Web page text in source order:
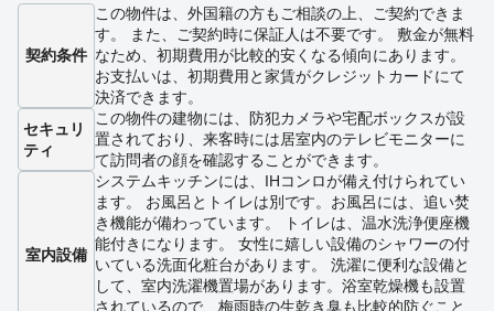
契約条件
この物件は、外国籍の方もご相談の上、ご契約できま
す。 また、ご契約時に保証人は不要です。 敷金が無料
なため、初期費用が比較的安くなる傾向にあります。
お支払いは、初期費用と家賃がクレジットカードにて
決済できます。
セキュリ
ティ
この物件の建物には、防犯カメラや宅配ボックスが設
置されており、来客時には居室内のテレビモニターに
て訪問者の顔を確認することができます。
室内設備
システムキッチンには、IHコンロが備え付けられてい
ます。 お風呂とトイレは別です。お風呂には、追い焚
き機能が備わっています。 トイレは、温水洗浄便座機
能付きになります。 女性に嬉しい設備のシャワーの付
いている洗面化粧台があります。 洗濯に便利な設備と
して、室内洗濯機置場があります。浴室乾燥機も設置
されているので、梅雨時の生乾き臭も比較的防ぐこと